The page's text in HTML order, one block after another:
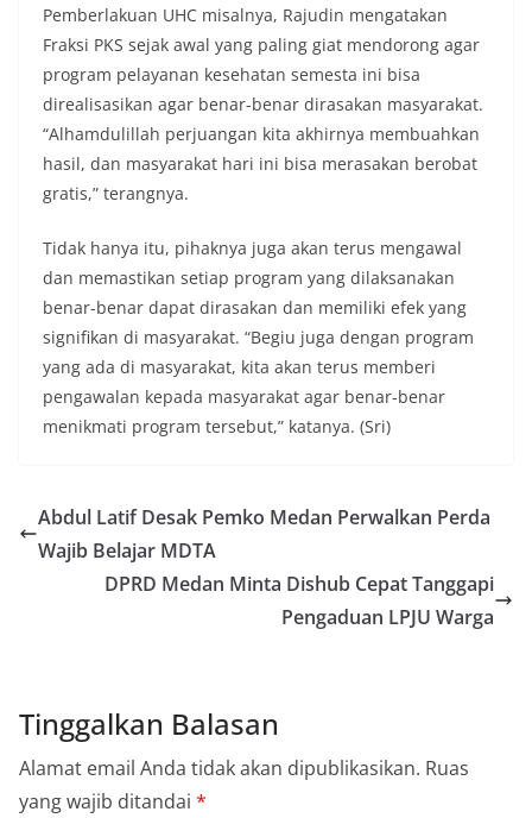
warga agar mulai mempersiapkan dan memasang
bendera Merah Putih di depan rumah masing-
masing secara penuh. Ini adalah bentuk
penghormatan kita bersama terhadap
perjuangan para pahlawan yang telah merebut
kemerdekaan,” ujar Aiptu Muliyadi Suraukur saat
berdialog dengan warga.‎‎Ia juga menambahkan
agar warga memperhatikan kondisi bendera yang
akan dikibarkan, memastikan bendera dalam
dikibarkan sebagai simbol kehormatan
negara.‎‎‎Selain menyampaikan imbauan terkait
bendera, kegiatan sambang DDS ini juga
dimanfaatkan sebagai sarana deteksi dini (early
warning) guna mengantisipasi potensi gangguan
keamanan dan ketertiban masyarakat
(Kamtibmas) di lingkungan tempat tinggal warga.
Melalui interaksi langsung tersebut,
Bhabinkamtibmas dapat menghimpun informasi
kondusivitas wilayah, khususnya menjelang
diwarnai dengan berbagai kegiatan dan
keramaian warga.‎‎Dengan adanya deteksi dini ini,
diharapkan potensi gangguan keamanan dapat
diantisipasi sejak awal sehingga situasi di
Polri dengan Masyarakat‎Kegiatan sambang Door
implementasi program Polri Presisi yang
mengedepankan kehadiran dan kedekatan
Pemberlakuan UHC misalnya, Rajudin mengatakan
Fraksi PKS sejak awal yang paling giat mendorong agar
program pelayanan kesehatan semesta ini bisa
direalisasikan agar benar-benar dirasakan masyarakat.
“Alhamdulillah perjuangan kita akhirnya membuahkan
hasil, dan masyarakat hari ini bisa merasakan berobat
gratis,” terangnya.
Tidak hanya itu, pihaknya juga akan terus mengawal
dan memastikan setiap program yang dilaksanakan
benar-benar dapat dirasakan dan memiliki efek yang
signifikan di masyarakat. “Begiu juga dengan program
yang ada di masyarakat, kita akan terus memberi
pengawalan kepada masyarakat agar benar-benar
menikmati program tersebut,” katanya. (Sri)
Abdul Latif Desak Pemko Medan Perwalkan Perda
Wajib Belajar MDTA
DPRD Medan Minta Dishub Cepat Tanggapi
Pengaduan LPJU Warga
Tinggalkan Balasan
Alamat email Anda tidak akan dipublikasikan. Ruas
yang wajib ditandai *